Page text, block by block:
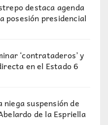
destaca agenda
posesión presidencial
‘contrataderos’ y
en el Estado6
suspensión de
de la Espriella